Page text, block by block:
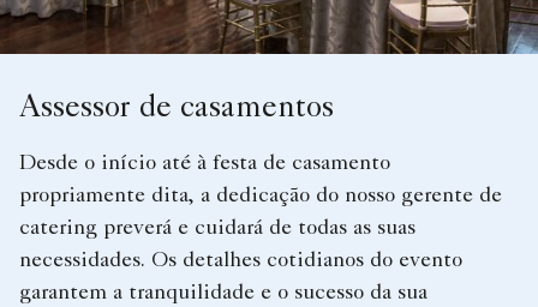
Assessor de casamentos
Desde o início até à festa de casamento
propriamente dita, a dedicação do nosso gerente de
catering preverá e cuidará de todas as suas
necessidades. Os detalhes cotidianos do evento
garantem a tranquilidade e o sucesso da sua